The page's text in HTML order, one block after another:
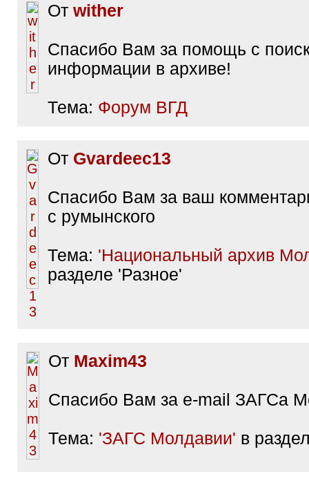
От wither
Спасибо Вам за помощь с
информации в архиве!
Тема: Форум ВГД
От Gvardeec13
Спасибо Вам за ваш
с румынского
Тема: 'Национальный архив
разделе 'Разное'
От Maxim43
Спасибо Вам за e-mail ЗАГСа
Тема: 'ЗАГС Молдавии' в